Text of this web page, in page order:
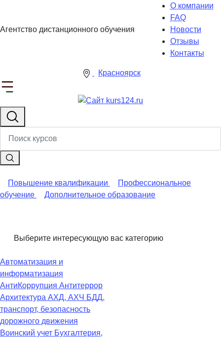
Агентство дистанционного обучения
О компании
FAQ
Новости
Отзывы
Контакты
Красноярск
Повышение квалификации
Профессиональное
обучение
Дополнительное образование
Выберите интересующую вас категорию
Автоматизация и
информатизация
АнтиКоррупция Антитеррор
Архитектура АХД, АХЧ БДД,
транспорт, безопасность
дорожного движения
Воинский учет Бухгалтерия,